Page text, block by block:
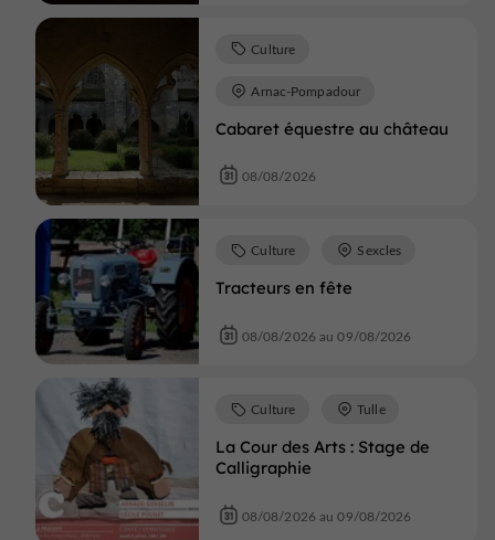
Cabaret équestre au château
Culture
Arnac-Pompadour
08/08/2026
Tracteurs en fête
Culture Sexcles
08/08/2026 au 09/08/2026
La Cour des Arts : Stage de
Calligraphie
Culture Tulle
08/08/2026 au 09/08/2026